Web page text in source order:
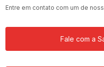
Entre em contato com um de
Fale com a